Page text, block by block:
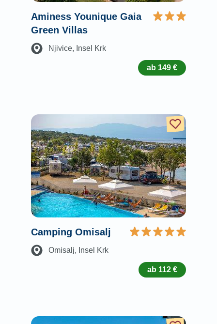
Aminess Younique Gaia
Green Villas
Njivice, Insel Krk
ab 149 €
Camping Omisalj
Omisalj, Insel Krk
ab 112 €